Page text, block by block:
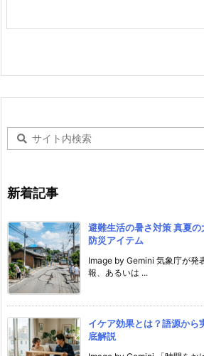
新着記事
避難生活の暑さ対策 真夏
防災アイテム
Image by Gemini 気象庁が発
報、あるいは ...
イケア効果とは？語源から
底解説